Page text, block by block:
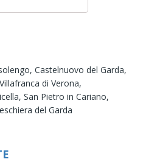
Castelnuovo del Garda,
Villafranca di Verona,
San Pietro in Cariano,
del Garda